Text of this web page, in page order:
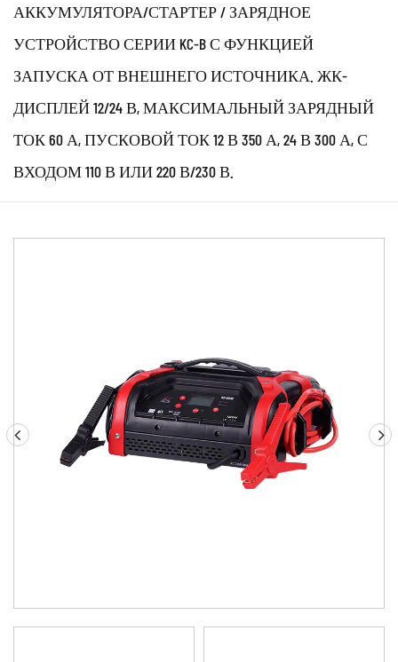
АККУМУЛЯТОРА/СТАРТЕР/ЗАРЯДНОЕ
УСТРОЙСТВО СЕРИИ KC-B С ФУНКЦИЕЙ
ЗАПУСКА ОТ ВНЕШНЕГО ИСТОЧНИКА. ЖК-
ДИСПЛЕЙ 12/24 В, МАКСИМАЛЬНЫЙ ЗАРЯДНЫЙ
ТОК 60 А, ПУСКОВОЙ ТОК 12 В 350 А, 24 В 300 А, С
ВХОДОМ 110 В ИЛИ 220 В/230 В.